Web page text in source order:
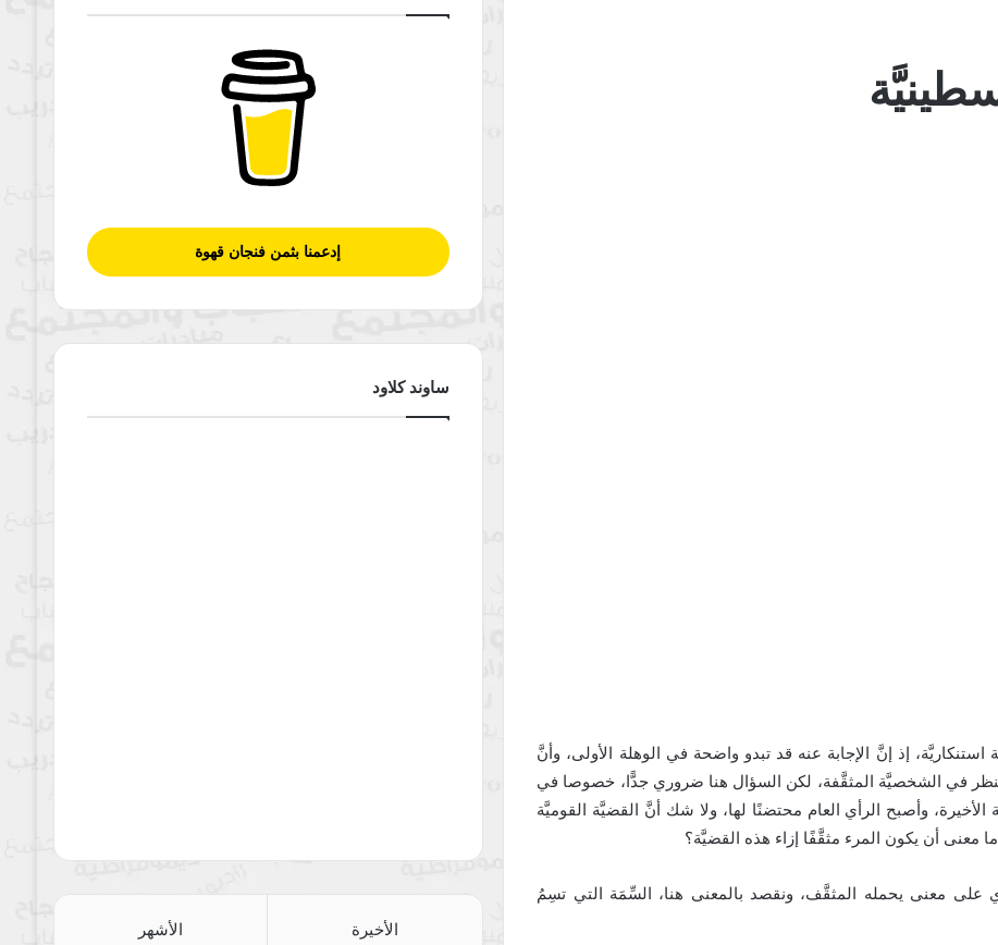
إذ إنَّ الإجابة عنه قد تبدو واضحة في الوهلة الأولى، وأنَّ
في الشخصيَّة المثقَّفة، لكن السؤال هنا ضروري جدًّا، خصوصا في
وأصبح الرأي العام محتضنًا لها، ولا شك أنَّ القضيَّة القوميَّة
معنى أن يكون المرء مثقَّفًا إزاء هذه القضيَّة؟
على معنى يحمله المثقَّف، ونقصد بالمعنى هنا، السِّمَة التي تسِمُ
إدعمنا بثمن فنجان قهوة
ساوند كلاود
الأخيرة الأشهر